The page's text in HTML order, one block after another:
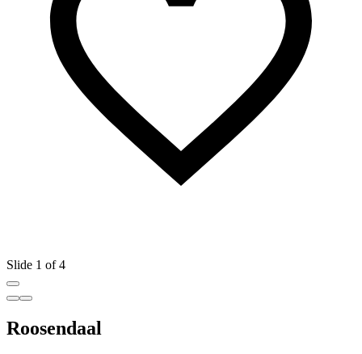
Slide 1 of 4
Roosendaal